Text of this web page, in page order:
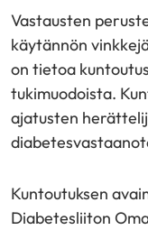
Vastausten
käytännön
on tietoa
tukimuodoista.
ajatusten
Kuntoutuksen
Diabetesliiton